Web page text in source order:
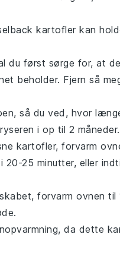
kartofler kan
du først sørge for, at
beholder. Fjern så
så du ved, hvor
i op til 2 måneder.
kartofler, forvarm
25 minutter, eller
forvarm ovnen til
da dette